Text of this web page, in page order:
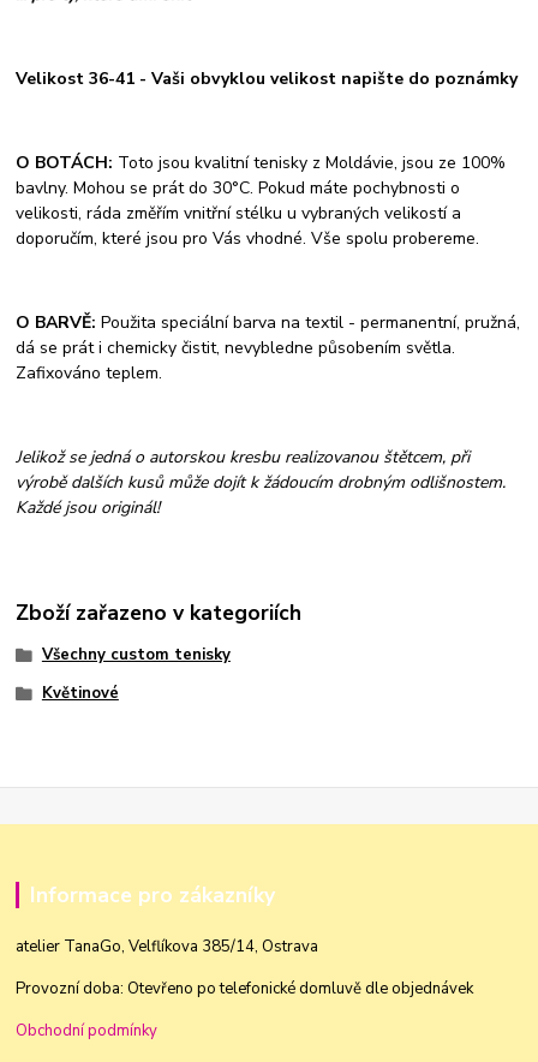
Velikost 36-41 - Vaši obvyklou velikost napište do poznámky
O BOTÁCH: Toto jsou kvalitní tenisky z Moldávie, jsou ze 100%
bavlny. Mohou se prát do 30°C. Pokud máte pochybnosti o
velikosti, ráda změřím vnitřní stélku u vybraných velikostí a
doporučím, které jsou pro Vás vhodné. Vše spolu probereme.
O BARVĚ: Použita speciální barva na textil - permanentní, pružná,
dá se prát i chemicky čistit, nevybledne působením světla.
Zafixováno teplem.
Jelikož se jedná o autorskou kresbu realizovanou štětcem, při
výrobě dalších kusů může dojít k žádoucím drobným odlišnostem.
Každé jsou originál!
Zboží zařazeno v kategoriích
Všechny custom tenisky
Květinové
Informace pro zákazníky
atelier TanaGo, Velflíkova 385/14, Ostrava
Provozní doba: Otevřeno po telefonické domluvě dle objednávek
Obchodní podmínky